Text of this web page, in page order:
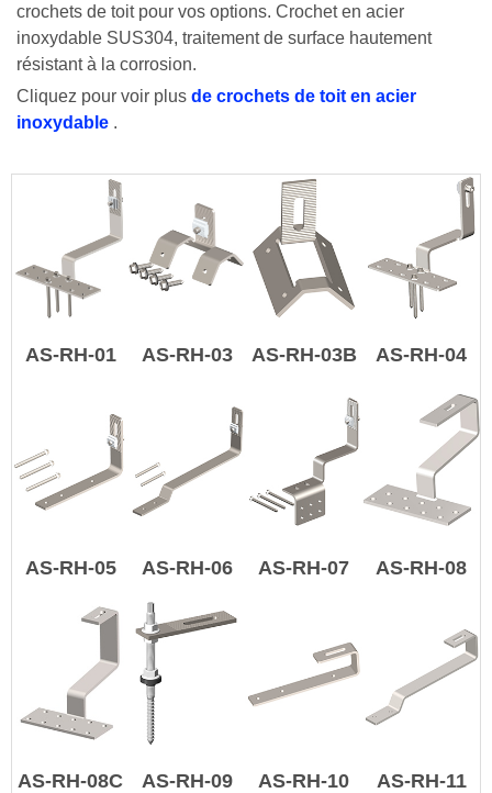
crochets de toit pour vos options. Crochet en acier
inoxydable SUS304, traitement de surface hautement
résistant à la corrosion.
Cliquez pour voir plus de crochets de toit en acier
inoxydable .
AS-RH-01 AS-RH-03 AS-RH-03B AS-RH-04
AS-RH-05 AS-RH-06 AS-RH-07 AS-RH-08
AS-RH-08C AS-RH-09 AS-RH-10 AS-RH-11